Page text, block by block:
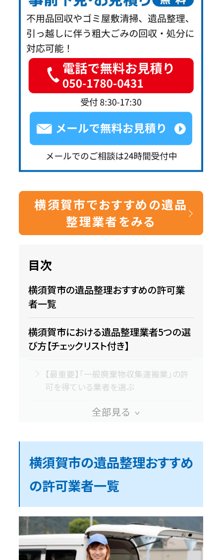
横須賀市でおすすめの遺品
整理業者をみる
目次
横須賀市の遺品整理おすすめの許可業
者一覧
横須賀市における遺品整理業者5つの選
び方【チェックリスト付き】
【最重要】「一般廃棄物収集運搬業」の許
可を得ている業者を選ぶ
現地を訪問して見積もりをしてもらう
遺品整理士の資格はなくてもいい
提示される見積もりがわかりやすい
横須賀市で遺品整理を依頼できる許可
業者6選
横須賀市の遺品整理おすすめ
の許可業者一覧